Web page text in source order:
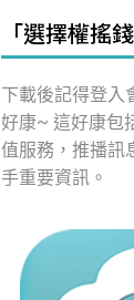
「選擇權搖
下載後記得登入
好康~ 這好康包
值服務，推播訊
手重要資訊。